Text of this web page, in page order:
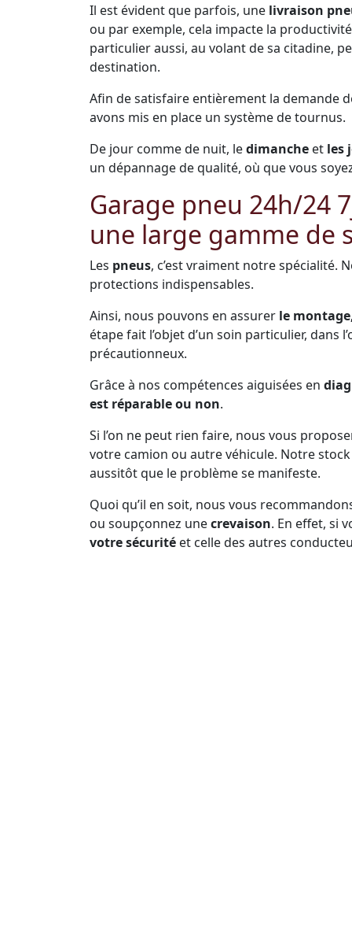
Il est évident que parfois, une livraison
ou par exemple, cela impacte la
particulier aussi, au volant de sa citadine,
destination.
Afin de satisfaire entièrement la demande
avons mis en place un système de tournus.
De jour comme de nuit, ledimanche et les
un dépannage de qualité, où que vous
Garage pneu 24h/24
une large gamme de
Les pneus, c’est vraiment notre spécialité.
protections indispensables.
Ainsi, nous pouvons en assurer le
étape fait l’objet d’un soin particulier, dans
précautionneux.
Grâce à nos compétences aiguisées en
est réparable ou non.
Si l’on ne peut rien faire, nous vous
votre camion ou autre véhicule. Notre
aussitôt que le problème se manifeste.
Quoi qu’il en soit, nous vous
ou soupçonnez unecrevaison. En effet, si
votre sécurité et celle des autres